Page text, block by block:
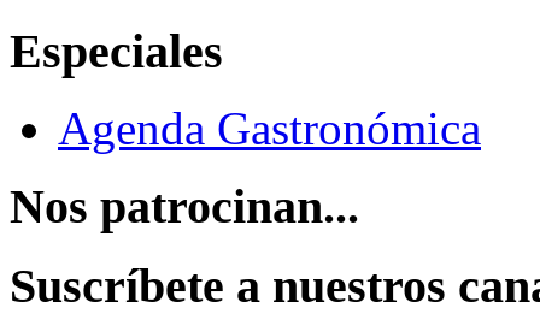
Especiales
Agenda Gastronómica
Nos patrocinan...
Suscríbete a nuestros